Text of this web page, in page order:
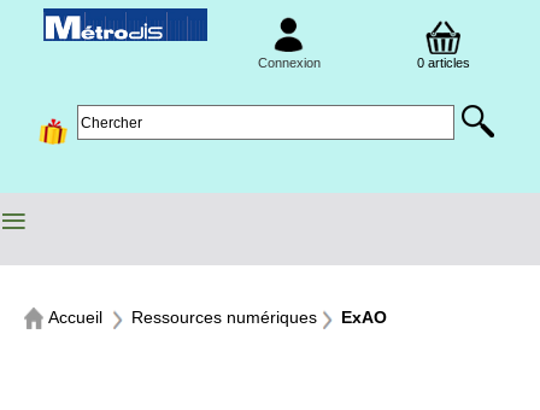
Connexion 0 articles
≡
Accueil Ressources numériques ExAO